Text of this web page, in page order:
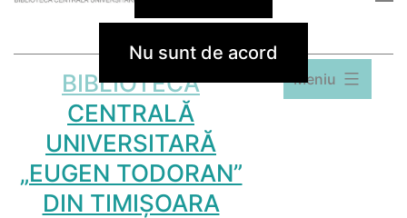
BIBLIOTECA
CENTRALĂ
UNIVERSITARĂ
„EUGEN TODORAN”
DIN TIMIȘOARA
Meniu
Nu sunt de acord